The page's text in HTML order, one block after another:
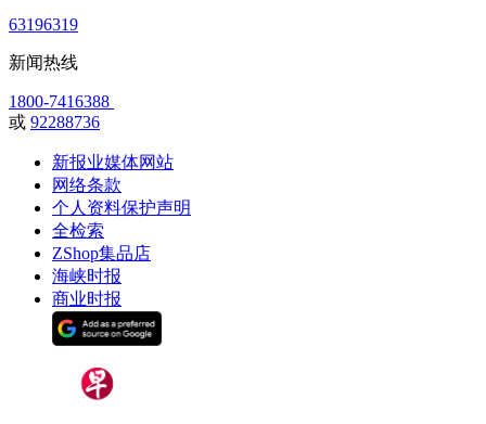
63196319
新闻热线
1800-7416388
或 92288736
新报业媒体网站
网络条款
个人资料保护声明
全检索
ZShop集品店
海峡时报
商业时报